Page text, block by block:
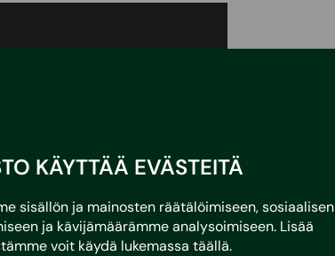
KÄYTTÄÄ EVÄSTEITÄ
sisällön ja mainosten räätälöimiseen, sosiaalisen
ja kävijämäärämme analysoimiseen. Lisää
voit käydä lukemassa täällä.